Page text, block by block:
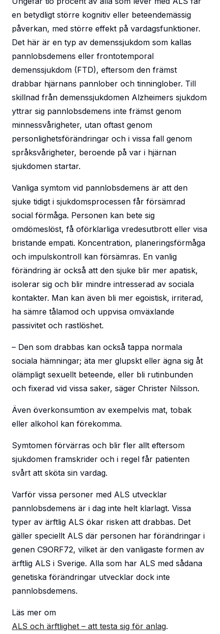
en betydligt större kognitiv eller beteendemässig
påverkan, med större effekt på vardagsfunktioner.
Det här är en typ av demenssjukdom som kallas
pannlobsdemens eller frontotemporal
demenssjukdom (FTD), eftersom den främst
drabbar hjärnans pannlober och tinninglober. Till
skillnad från demenssjukdomen Alzheimers sjukdom
yttrar sig pannlobsdemens inte främst genom
minnessvårigheter, utan oftast genom
personlighetsförändringar och i vissa fall genom
språksvårigheter, beroende på var i hjärnan
sjukdomen startar.
Vanliga symtom vid pannlobsdemens är att den
sjuke tidigt i sjukdomsprocessen får försämrad
social förmåga. Personen kan bete sig
omdömeslöst, få oförklarliga vredesutbrott eller visa
bristande empati. Koncentration, planeringsförmåga
och impulskontroll kan försämras. En vanlig
förändring är också att den sjuke blir mer apatisk,
isolerar sig och blir mindre intresserad av sociala
kontakter. Man kan även bli mer egoistisk, irriterad,
ha sämre tålamod och uppvisa omväxlande
passivitet och rastlöshet.
– Den som drabbas kan också tappa normala
sociala hämningar; äta mer glupskt eller ägna sig åt
olämpligt sexuellt beteende, eller bli rutinbunden
och fixerad vid vissa saker, säger Christer Nilsson.
Även överkonsumtion av exempelvis mat, tobak
eller alkohol kan förekomma.
Symtomen förvärras och blir fler allt eftersom
sjukdomen framskrider och i regel får patienten
svårt att sköta sin vardag.
Varför vissa personer med ALS utvecklar
pannlobsdemens är i dag inte helt klarlagt. Vissa
typer av ärftlig ALS ökar risken att drabbas. Det
gäller speciellt ALS där personen har förändringar i
genen C9ORF72, vilket är den vanligaste formen av
ärftlig ALS i Sverige. Alla som har ALS med sådana
genetiska förändringar utvecklar dock inte
pannlobsdemens.
Läs mer om
ALS och ärftlighet – att testa sig för anlag.